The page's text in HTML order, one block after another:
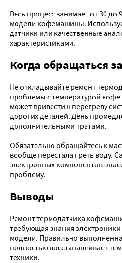
Весь процесс занимает от 30 до
модели кофемашины.
датчики или качественные
характеристиками.
Когда обращаться
Не откладывайте ремонт
проблемы с температурой
может привести к перегреву
дорогих деталей. День
дополнительными тратами.
Обязательно обращайтесь к
вообще перестала греть воду.
электронных компонентов
проблему.
Выводы
Ремонт термодатчика
требующая знания
модели. Правильно
полностью восстанавливает
техники.